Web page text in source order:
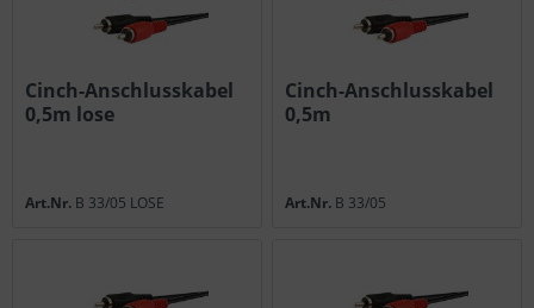
Cinch-Anschlusskabel
0,5m lose
Art.Nr. B 33/05 LOSE
Cinch-Anschlusskabel
0,5m
Art.Nr. B 33/05